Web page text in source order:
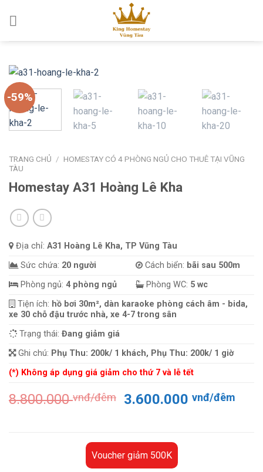
-59%
TRANG CHỦ / HOMESTAY CÓ 4 PHÒNG NGỦ CHO THUÊ TẠI VŨNG
TÀU
Homestay A31 Hoàng Lê Kha
Địa chỉ: A31 Hoàng Lê Kha, TP Vũng Tàu
Sức chứa: 20 người Cách biển: bãi sau 500m
Phòng ngủ: 4 phòng ngủ Phòng WC: 5 wc
Tiện ích: hồ bơi 30m², dàn karaoke phòng cách âm - bida,
xe 30 chỗ đậu trước nhà, xe 4-7 trong sân
Trạng thái: Đang giảm giá
Ghi chú: Phụ Thu: 200k/ 1 khách, Phụ Thu: 200k/ 1 giờ
(*) Không áp dụng giá giảm cho thứ 7 và lễ tết
8.800.000vnđ/đêm
Giá
8.800.000 vnđ/
đêm.
3.600.000vnđ/đêm
Voucher giảm 500K